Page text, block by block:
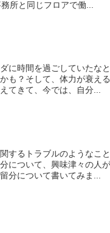
所と同じフロアで働...
に時間を過ごしていたな
も？そして、体力が衰え
てきて、今では、自分...
するトラブルのようなこ
について、興味津々の人
分について書いてみま...